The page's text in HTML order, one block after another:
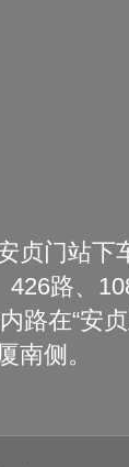
贞门站下
426路、
路在“安
南侧。